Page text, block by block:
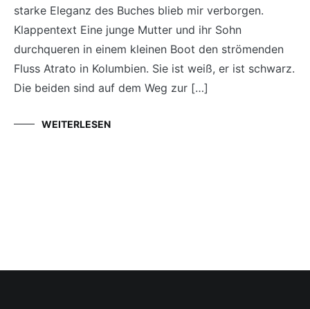
starke Eleganz des Buches blieb mir verborgen.
Klappentext Eine junge Mutter und ihr Sohn
durchqueren in einem kleinen Boot den strömenden
Fluss Atrato in Kolumbien. Sie ist weiß, er ist schwarz.
Die beiden sind auf dem Weg zur […]
WEITERLESEN